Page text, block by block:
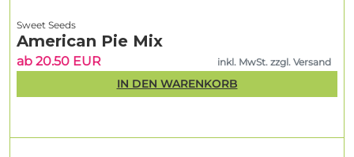
Sweet Seeds
American Pie Mix
ab 20.50 EUR inkl. MwSt. zzgl. Versand
IN DEN WARENKORB